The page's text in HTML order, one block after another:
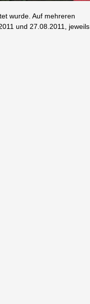
wurde. Auf mehreren
und 27.08.2011, jeweils